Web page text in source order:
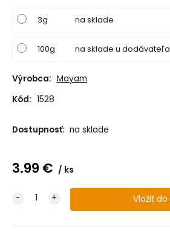
3g na sklade
100g na sklade u dodávateľa
Výrobca: Mayam
Kód: 1528
Dostupnosť: na sklade
3.99 € ks